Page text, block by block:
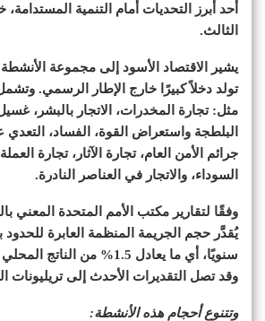
أحد أبرز التحديات أمام التنمية
الثالث.
يشير الاقتصاد الأسود إلى مجموعة
تولد دخلاً كبيرًا خارج الإطار الرسمي.
مثل: تجارة المخدرات، الاتجار بالبشر، غسيل
البلطجة واستعراض القوة، الفساد، التعدي
جرائم الأمن العام، تجارة الآثار، تجارة
السوداء، والاتجار في العناصر النادرة.
وفقًا لتقارير مكتب الأمم المتحدة المعني
سنويًا، أي ما يعادل 1.5% من
وقد تصل التقديرات الأحدث إلى تريليونات
وتتنوع أحجام هذه الأنشطة: